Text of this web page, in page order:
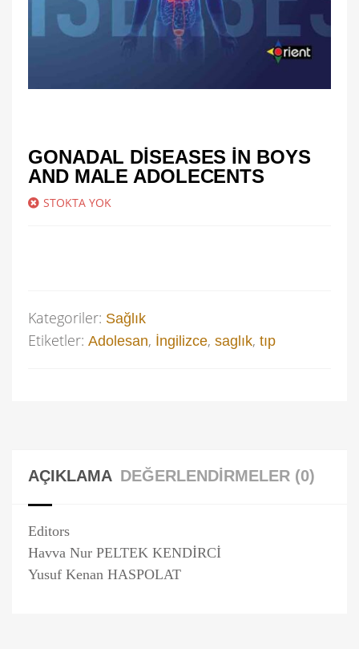
GONADAL DISEASES IN BOYS
AND MALE ADOLECENTS
STOKTA YOK
Kategoriler: Sağlık
Etiketler: Adolesan, İngilizce, saglık, tıp
AÇIKLAMA DEĞERLENDIRMELER (0)
Editors
Havva Nur PELTEK KENDİRCİ
Yusuf Kenan HASPOLAT